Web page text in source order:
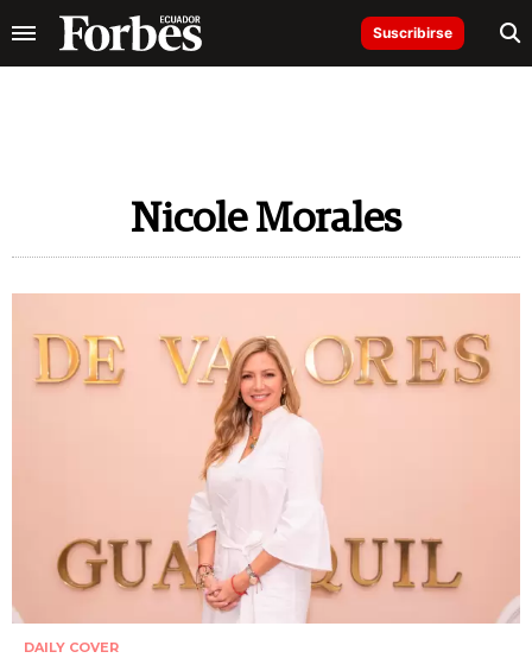
Suscribirse
Nicole Morales
DAILY COVER